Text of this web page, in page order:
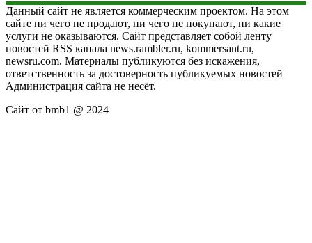
Данный сайт не является коммерческим проектом. На этом
сайте ни чего не продают, ни чего не покупают, ни какие
услуги не оказываются. Сайт представляет собой ленту
новостей RSS канала news.rambler.ru, kommersant.ru,
newsru.com. Материалы публикуются без искажения,
ответственность за достоверность публикуемых новостей
Администрация сайта не несёт.
Сайт от bmb1 @ 2024